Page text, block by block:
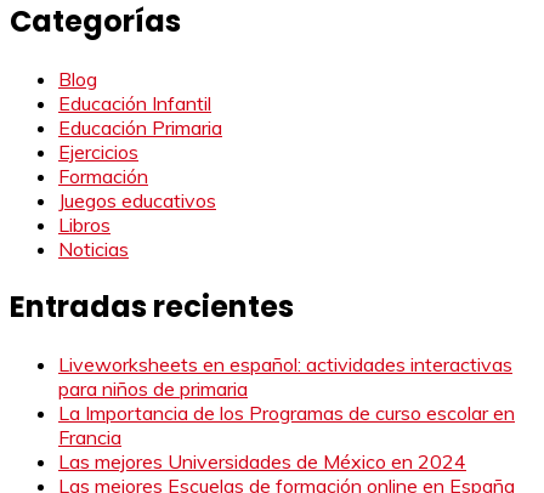
Categorías
Blog
Educación Infantil
Educación Primaria
Ejercicios
Formación
Juegos educativos
Libros
Noticias
Entradas recientes
Liveworksheets en español: actividades interactivas
para niños de primaria
La Importancia de los Programas de curso escolar en
Francia
Las mejores Universidades de México en 2024
Las mejores Escuelas de formación online en España